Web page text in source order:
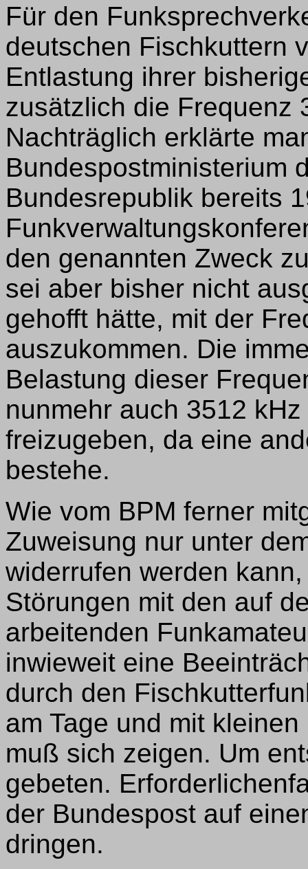
Für den
deutschen Fischkuttern
Entlastung ihrer
zusätzlich die Frequenz
Nachträglich erklärte
Bundespostministerium
Bundesrepublik bereits
den genannten Zweck
sei aber bisher nicht
gehofft hätte, mit der
auszukommen. Die
Belastung dieser
nunmehr auch 3512
freizugeben, da eine
bestehe.
Wie vom BPM ferner
Zuweisung nur unter
widerrufen werden
Störungen mit den auf
arbeitenden
inwieweit eine
durch den
am Tage und mit
muß sich zeigen. Um
gebeten.
der Bundespost auf
dringen.